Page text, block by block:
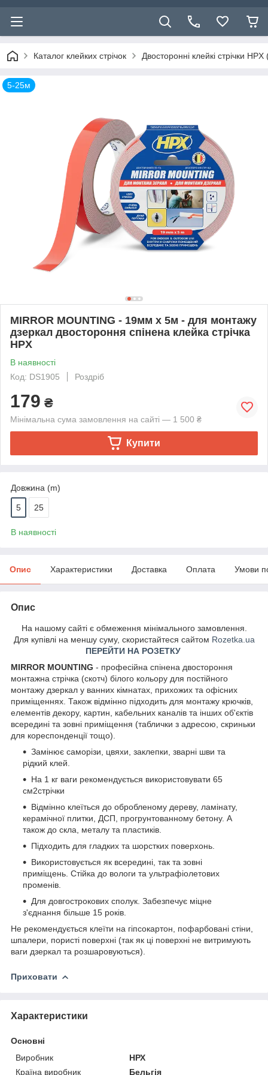
Каталог клейких стрічок Двосторонні клейкі стрічки HPX
5-25м
MIRROR MOUNTING - 19мм x 5м - для монтажу
дзеркал двостороння спінена клейка стрічка
HPX
В наявності
Код: DS1905
Роздріб
179 ₴
Мінімальна сума замовлення на сайті — 1 500 ₴
Купити
Довжина (m)
5 25
В наявності
Опис Характеристики Доставка Оплата Умови
Опис
На нашому сайті є обмеження мінімального замовлення.
Для купівлі на меншу суму, скористайтеся сайтом Rozetka.ua
ПЕРЕЙТИ НА РОЗЕТКУ
MIRROR MOUNTING - професійна спінена двостороння
монтажна стрічка (скотч) білого кольору для постійного
монтажу дзеркал у ванних кімнатах, прихожих та офісних
приміщеннях. Також відмінно підходить для монтажу крючків,
елементів декору, картин, кабельних каналів та інших об'єктів
всередині та зовні приміщення (таблички з адресою, скриньки
для кореспонденції тощо).
Замінює саморізи, цвяхи, заклепки, зварні шви та
рідкий клей.
На 1 кг ваги рекомендується використовувати 65
см2стрічки
Відмінно клеїться до обробленому дереву, ламінату,
керамічної плитки, ДСП, прогрунтованному бетону. А
також до скла, металу та пластиків.
Підходить для гладких та шорстких поверхонь.
Використовується як всередині, так та зовні
приміщень. Стійка до вологи та ультрафіолетових
променів.
Для довгострокових сполук. Забезпечує міцне
з'єднання більше 15 років.
Не рекомендується клеїти на гіпсокартон, пофарбовані стіни,
шпалери, пористі поверхні (так як ці поверхні не витримують
ваги дзеркал та розшаровуються).
Приховати
Характеристики
Основні
Виробник
НРХ
Країна виробник
Бельгія